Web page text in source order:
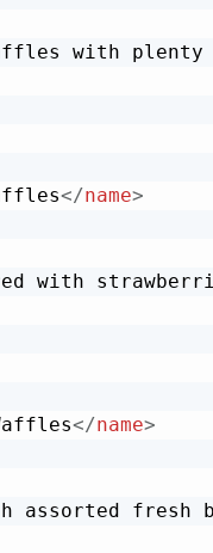
with plenty
</name>
with
</name>
assorted fresh